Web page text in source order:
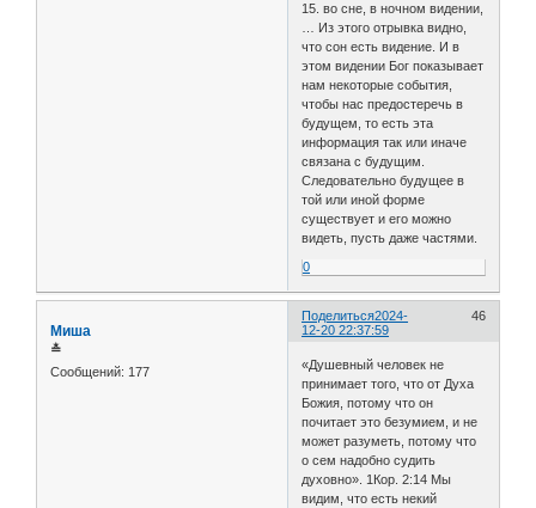
15. во сне, в ночном видении,
… Из этого отрывка видно,
что сон есть видение. И в
этом видении Бог показывает
нам некоторые события,
чтобы нас предостеречь в
будущем, то есть эта
информация так или иначе
связана с будущим.
Следовательно будущее в
той или иной форме
существует и его можно
видеть, пусть даже частями.
0
Поделиться 46
2024-
12-20 22:37:59
Миша
≛
Сообщений: 177
«Душевный человек не
принимает того, что от Духа
Божия, потому что он
почитает это безумием, и не
может разуметь, потому что
о сем надобно судить
духовно». 1Кор. 2:14 Мы
видим, что есть некий